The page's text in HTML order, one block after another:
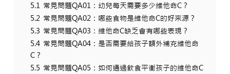
5.1 常見問題QA01：幼兒每天需要多少維他命C？
5.2 常見問題QA02：哪些食物是維他命C的好來源？
5.3 常見問題QA03：維他命C缺乏會有哪些表現？
5.4 常見問題QA04：是否需要給孩子額外補充維他命
C？
5.5 常見問題QA05：如何通過飲食平衡孩子的維他命C